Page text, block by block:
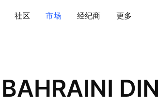
社区 市场 经纪商 更多